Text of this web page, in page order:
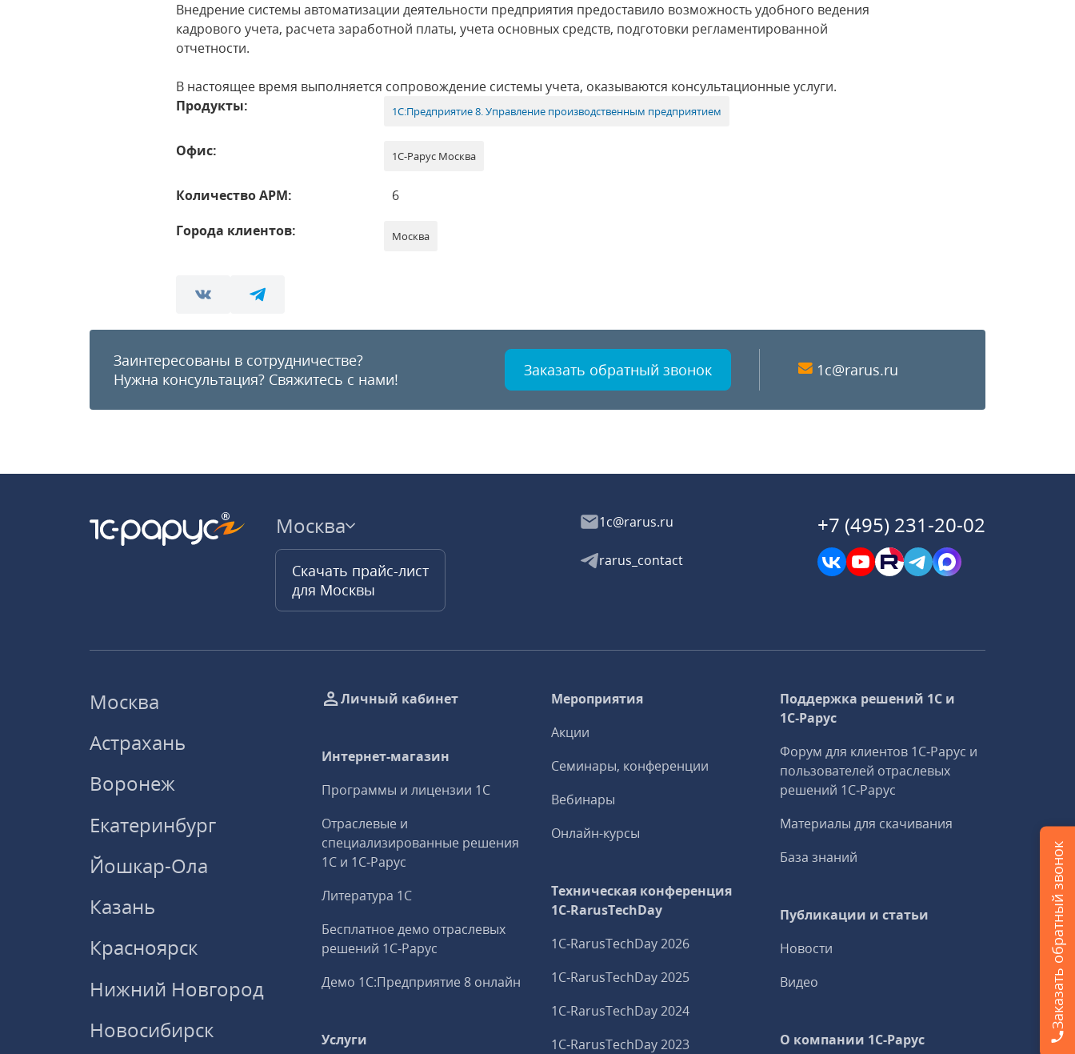
Внедрение системы автоматизации деятельности предприятия предоставило возможность удобного ведения
кадрового учета, расчета заработной платы, учета основных средств, подготовки регламентированной
отчетности.
В настоящее время выполняется сопровождение системы учета, оказываются консультационные услуги.
Продукты:
1С:Предприятие 8. Управление производственным предприятием
Офис: 1С-Рарус Москва
Количество АРМ:
6
Города клиентов:
Москва
Заинтересованы в сотрудничестве?
Нужна консультация? Свяжитесь с нами! Заказать обратный звонок 1c@rarus.ru
Москва
Скачать прайс-лист
для Москвы
1c@rarus.ru
rarus_contact
+7 (495) 231-20-02
Москва
Астрахань
Воронеж
Екатеринбург
Йошкар-Ола
Казань
Красноярск
Нижний Новгород
Новосибирск
Личный кабинет
Интернет-магазин
Программы и лицензии 1С
Отраслевые и
специализированные решения
1С и 1С‑Рарус
Литература 1С
Бесплатное демо отраслевых
решений 1С‑Рарус
Демо 1С:Предприятие 8 онлайн
Услуги
Мероприятия
Акции
Семинары, конференции
Вебинары
Онлайн-курсы
Техническая конференция
1C‑RarusTechDay
1C‑RarusTechDay 2026
1C‑RarusTechDay 2025
1C‑RarusTechDay 2024
1C‑RarusTechDay 2023
Поддержка решений 1С и
1С‑Рарус
Форум для клиентов 1С‑Рарус и
пользователей отраслевых
решений 1С‑Рарус
Материалы для скачивания
База знаний
Публикации и статьи
Новости
Видео
О компании 1C-Рарус
Заказать обратный звонок